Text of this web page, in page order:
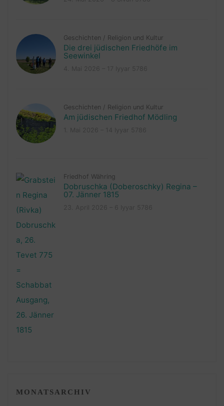
Geschichten / Religion und Kultur
Die drei jüdischen Friedhöfe im
Seewinkel
Geschichten / Religion und Kultur
Am jüdischen Friedhof Mödling
Friedhof Währing
Dobruschka (Doberoschky) Regina –
07. Jänner 1815
MONATSARCHIV